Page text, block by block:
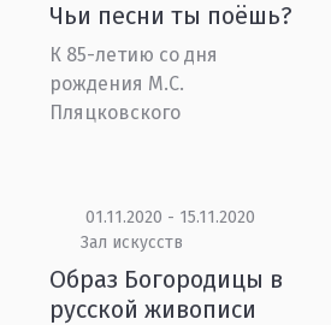
Чьи песни ты поёшь?
К 85-летию со дня
рождения М.С.
Пляцковского
01.11.2020 - 15.11.2020
Зал искусств
Образ Богородицы в
русской живописи